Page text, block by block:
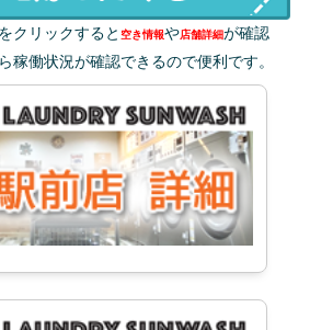
クリックすると 空き情報や店舗詳細が確認
稼働状況が確認できるので便利です。